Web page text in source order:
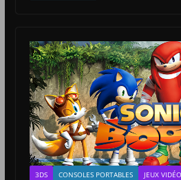
3DS CONSOLES PORTABLES JEUX VIDÉO